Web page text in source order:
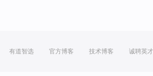
有道智选 官方博客 技术博客 诚聘英才